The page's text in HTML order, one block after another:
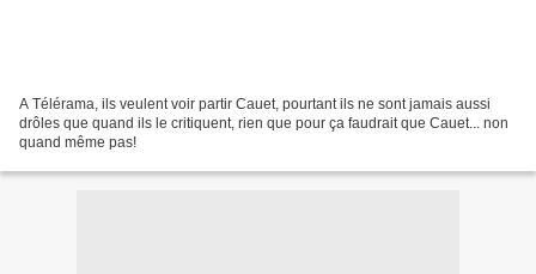
A Télérama, ils veulent voir partir Cauet, pourtant ils ne sont jamais aussi
drôles que quand ils le critiquent, rien que pour ça faudrait que Cauet... non
quand même pas!